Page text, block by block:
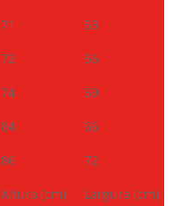
71
53
72
56
74
59
84
66
86
72
Altura (cm)
Largura (cm)